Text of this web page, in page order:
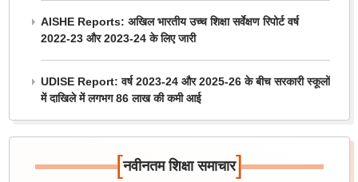
AISHE Reports: अखिल भारतीय उच्च शिक्षा सर्वेक्षण रिपोर्ट वर्ष
2022-23 और 2023-24 के लिए जारी
UDISE Report: वर्ष 2023-24 और 2025-26 के बीच सरकारी स्कूलों
में दाखिले में लगभग 86 लाख की कमी आई
[नवीनतम शिक्षा समाचार]